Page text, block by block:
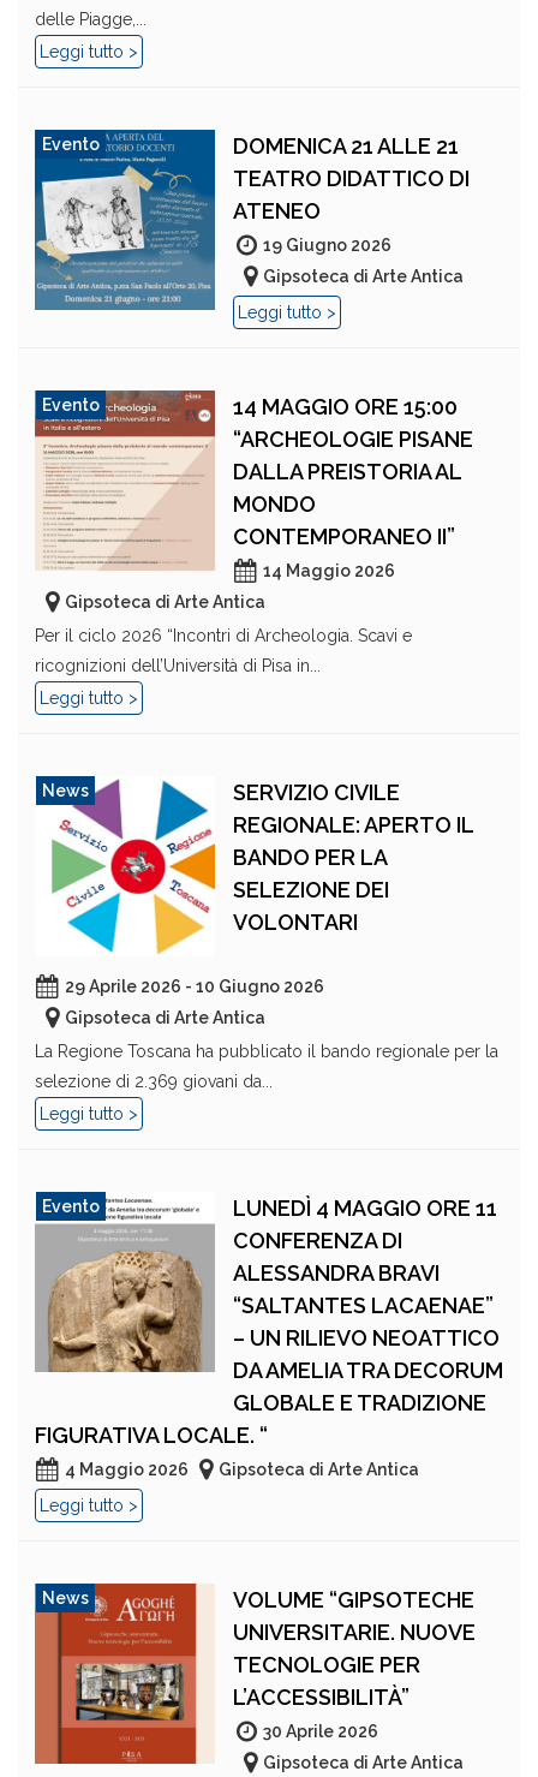
delle Piagge,...
Leggi tutto >
Evento
DOMENICA 21 ALLE 21
TEATRO DIDATTICO DI
ATENEO
19 Giugno 2026
Gipsoteca di Arte Antica
Leggi tutto >
Evento
14 MAGGIO ORE 15:00
“ARCHEOLOGIE PISANE
DALLA PREISTORIA AL
MONDO
CONTEMPORANEO II”
14 Maggio 2026
Gipsoteca di Arte Antica
Per il ciclo 2026 “Incontri di Archeologia. Scavi e
ricognizioni dell’Università di Pisa in...
Leggi tutto >
News
SERVIZIO CIVILE
REGIONALE: APERTO IL
BANDO PER LA
SELEZIONE DEI
VOLONTARI
29 Aprile 2026 - 10 Giugno 2026
Gipsoteca di Arte Antica
La Regione Toscana ha pubblicato il bando regionale per la
selezione di 2.369 giovani da...
Leggi tutto >
Evento
LUNEDÌ 4 MAGGIO ORE 11
CONFERENZA DI
ALESSANDRA BRAVI
“SALTANTES LACAENAE”
– UN RILIEVO NEOATTICO
DA AMELIA TRA DECORUM
GLOBALE E TRADIZIONE
FIGURATIVA LOCALE. “
4 Maggio 2026
Gipsoteca di Arte Antica
Leggi tutto >
News
VOLUME “GIPSOTECHE
UNIVERSITARIE. NUOVE
TECNOLOGIE PER
L’ACCESSIBILITÀ”
30 Aprile 2026
Gipsoteca di Arte Antica